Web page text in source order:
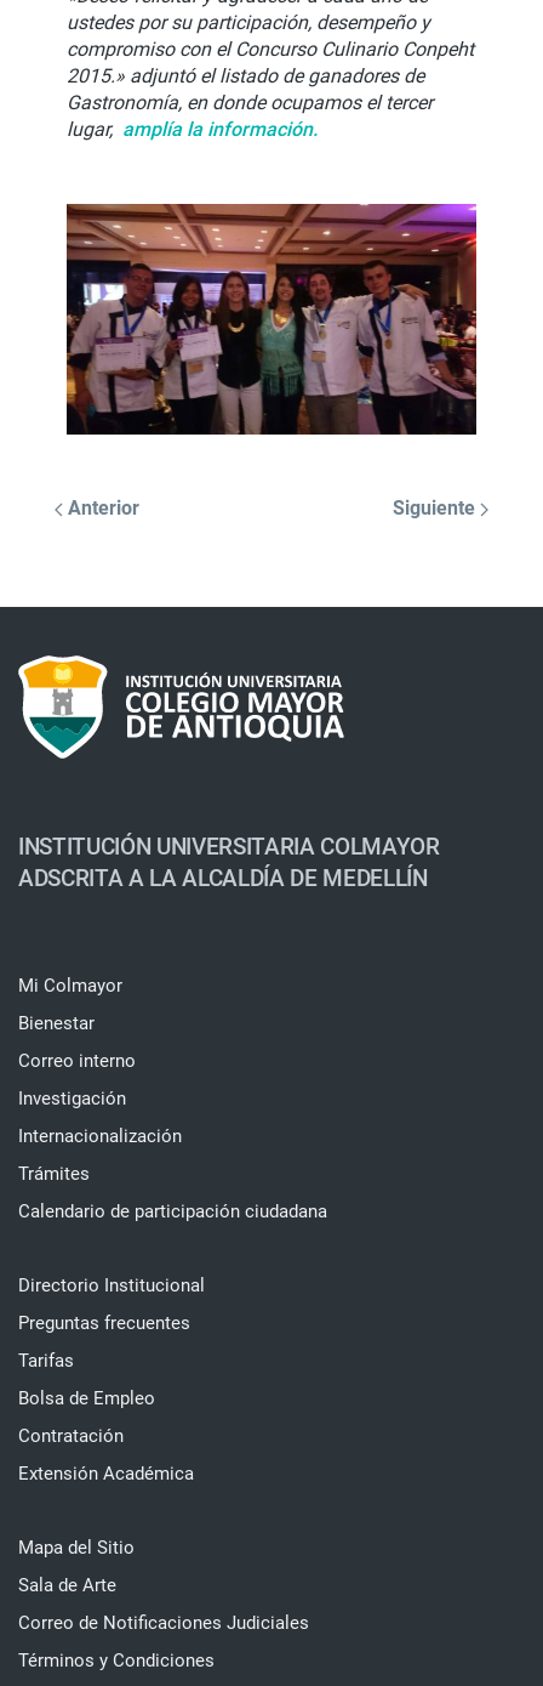
ustedes por su participación, desempeño y
compromiso con el Concurso Culinario Conpeht
2015.» adjuntó el listado de ganadores de
Gastronomía, en donde ocupamos el tercer
lugar, amplía la información.
Anterior Siguiente
INSTITUCIÓN UNIVERSITARIA COLMAYOR
ADSCRITA A LA ALCALDÍA DE MEDELLÍN
Mi Colmayor
Bienestar
Correo interno
Investigación
Internacionalización
Trámites
Calendario de participación ciudadana
Directorio Institucional
Preguntas frecuentes
Tarifas
Bolsa de Empleo
Contratación
Extensión Académica
Mapa del Sitio
Sala de Arte
Correo de Notificaciones Judiciales
Términos y Condiciones